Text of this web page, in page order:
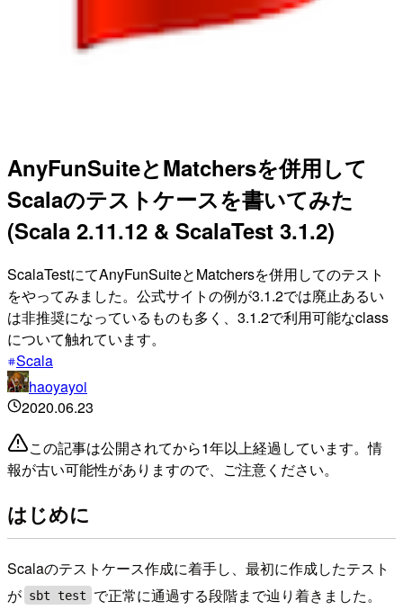
AnyFunSuiteとMatchersを併用して
Scalaのテストケースを書いてみた
(Scala 2.11.12 & ScalaTest 3.1.2)
ScalaTestにてAnyFunSuiteとMatchersを併用してのテスト
をやってみました。公式サイトの例が3.1.2では廃止あるい
は非推奨になっているものも多く、3.1.2で利用可能なclass
について触れています。
Scala
haoyayoi
2020.06.23
この記事は公開されてから1年以上経過しています。情
報が古い可能性がありますので、ご注意ください。
はじめに
Scalaのテストケース作成に着手し、最初に作成したテスト
が sbt test
で正常に通過する段階まで辿り着きました。